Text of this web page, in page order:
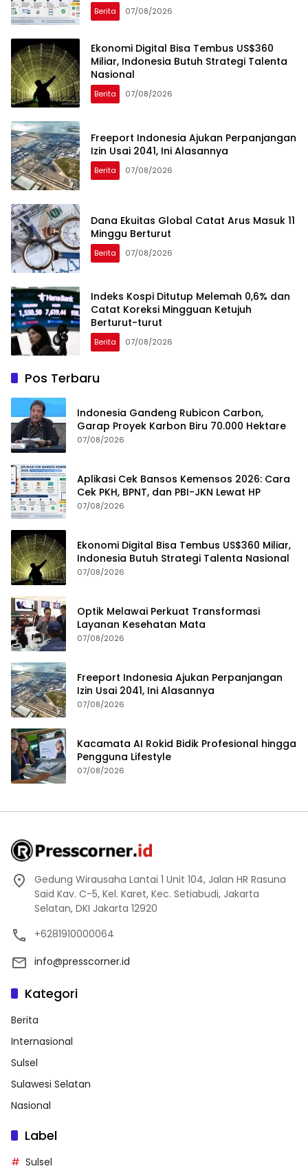
Berita 07/08/2026
Ekonomi Digital Bisa Tembus US$360
Miliar, Indonesia Butuh Strategi Talenta
Nasional
Berita 07/08/2026
Freeport Indonesia Ajukan Perpanjangan
Izin Usai 2041, Ini Alasannya
Berita 07/08/2026
Dana Ekuitas Global Catat Arus Masuk 11
Minggu Berturut
Berita 07/08/2026
Indeks Kospi Ditutup Melemah 0,6% dan
Catat Koreksi Mingguan Ketujuh
Berturut-turut
Berita 07/08/2026
Pos Terbaru
Indonesia Gandeng Rubicon Carbon,
Garap Proyek Karbon Biru 70.000 Hektare
07/08/2026
Aplikasi Cek Bansos Kemensos 2026: Cara
Cek PKH, BPNT, dan PBI-JKN Lewat HP
07/08/2026
Ekonomi Digital Bisa Tembus US$360 Miliar,
Indonesia Butuh Strategi Talenta Nasional
07/08/2026
Optik Melawai Perkuat Transformasi
Layanan Kesehatan Mata
07/08/2026
Freeport Indonesia Ajukan Perpanjangan
Izin Usai 2041, Ini Alasannya
07/08/2026
Kacamata AI Rokid Bidik Profesional hingga
Pengguna Lifestyle
07/08/2026
Gedung Wirausaha Lantai 1 Unit 104, Jalan HR Rasuna
Said Kav. C-5, Kel. Karet, Kec. Setiabudi, Jakarta
Selatan, DKI Jakarta 12920
+6281910000064
info@presscorner.id
Kategori
Berita
Internasional
Sulsel
Sulawesi Selatan
Nasional
Label
Sulsel